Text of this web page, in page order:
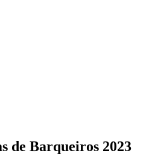
de Barqueiros 2023